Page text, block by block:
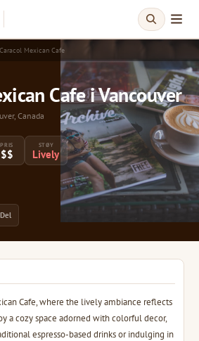
Mexican Cafe
Cafe i Vancouver
Canada
PRIS
$$
STØY
Lively
Del
Cafe, where the lively ambiance reflects
a cozy space adorned with colorful decor,
espresso-based drinks or indulging in